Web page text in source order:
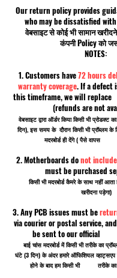
Our return policy provides
who may be dissatisfied
वेबसाइट से कोई भी सामान
कंपनी Policy को
NOTES:
1. Customers have72 hours
warranty coverage. If a defect
this timeframe, we will
(refunds are not
वेबसाइट द्वारा ऑर्डर किया किसी भी
दिन), इस समय के दौरान किसी भी प्रॉब्लम के
मदरबोर्ड ही देंगे ( पैसे वापस
2. Motherboards donot
must be purchased
किसी भी मदरबोर्ड कैमरे के साथ नहीं आता
खरीदना पड़ेगा)
3. Any PCB issues must be
via courier or postal service,
be sent to our official
बाई चांस मदरबोर्ड में किसी भी तरीके का
घंटे (3 दिन) के अंदर हमारे ऑफिशियल
होने के बाद हम किसी भी तरीके का